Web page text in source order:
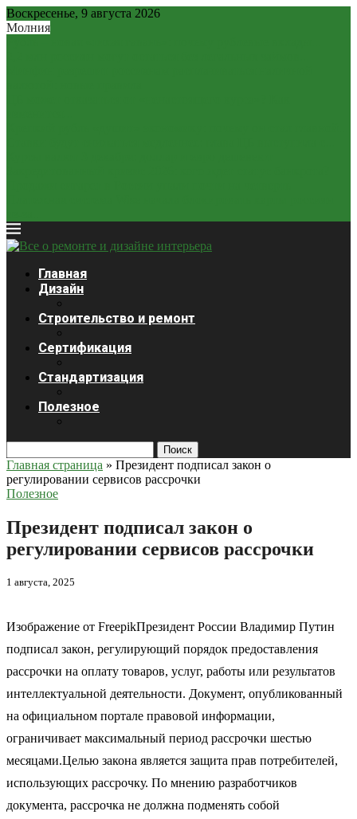
Воскресенье, 9 августа 2026
Молния
Главная
Дизайн
Строительство и ремонт
Сертификация
Стандартизация
Полезное
Поиск
Главная страница » Президент подписал закон о
регулировании сервисов рассрочки
Полезное
Президент подписал закон о
регулировании сервисов рассрочки
1 августа, 2025
Изображение от FreepikПрезидент России Владимир Путин
подписал закон, регулирующий порядок предоставления
рассрочки на оплату товаров, услуг, работы или результатов
интеллектуальной деятельности. Документ, опубликованный
на официальном портале правовой информации,
ограничивает максимальный период рассрочки шестью
месяцами.Целью закона является защита прав потребителей,
использующих рассрочку. По мнению разработчиков
документа, рассрочка не должна подменять собой